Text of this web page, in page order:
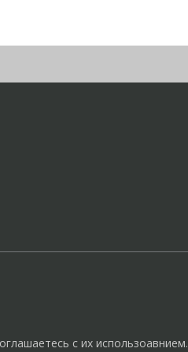
с их использоавнием.